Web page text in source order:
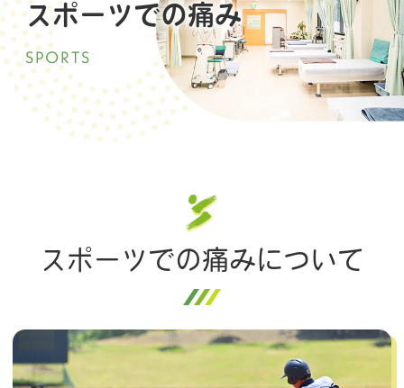
スポーツでの痛み
SPORTS
スポーツでの痛みについて